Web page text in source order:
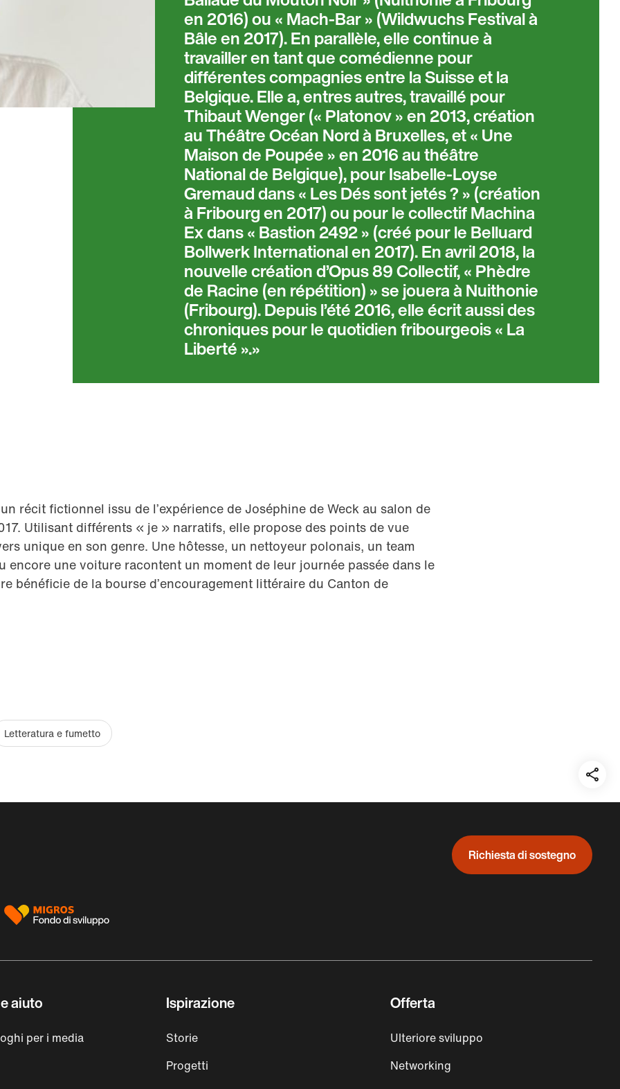
en 2016) ou « Mach-Bar » (Wildwuchs Festival à
Bâle en 2017). En parallèle, elle continue à
travailler en tant que comédienne pour
différentes compagnies entre la Suisse et la
Belgique. Elle a, entres autres, travaillé pour
Thibaut Wenger (« Platonov » en 2013, création
au Théâtre Océan Nord à Bruxelles, et « Une
Maison de Poupée » en 2016 au théâtre
National de Belgique), pour Isabelle-Loyse
Gremaud dans « Les Dés sont jetés ? » (création
à Fribourg en 2017) ou pour le collectif Machina
Ex dans « Bastion 2492 » (créé pour le Belluard
Bollwerk International en 2017). En avril 2018, la
nouvelle création d’Opus 89 Collectif, « Phèdre
de Racine (en répétition) » se jouera à Nuithonie
(Fribourg). Depuis l’été 2016, elle écrit aussi des
chroniques pour le quotidien fribourgeois « La
Liberté ».
récit fictionnel issu de l’expérience de Joséphine de Weck au salon de
Utilisant différents « je » narratifs, elle propose des points de vue
unique en son genre. Une hôtesse, un nettoyeur polonais, un team
encore une voiture racontent un moment de leur journée passée dans le
bénéficie de la bourse d’encouragement littéraire du Canton de
Letteratura e fumetto
auf:
Richiesta di sostegno
aiuto
per i media
Ispirazione
Storie
Progetti
Offerta
Ulteriore sviluppo
Networking